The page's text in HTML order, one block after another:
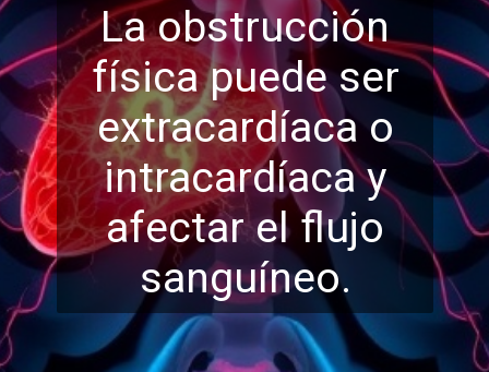
La obstrucción
física puede ser
extracardíaca o
intracardíaca y
afectar el flujo
sanguíneo.